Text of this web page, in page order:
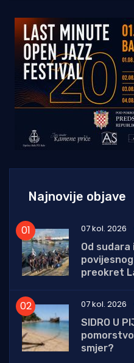
Najnovije objave
07 kol. 2026
Od
preokret
07 kol. 2026
SIDRO U
smjer?